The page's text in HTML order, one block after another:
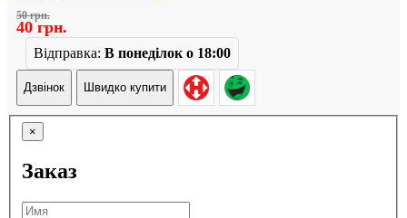
50 грн.
40 грн.
Відправка: В понеділок о 18:00
Дзвінок Швидко купити
×
Заказ